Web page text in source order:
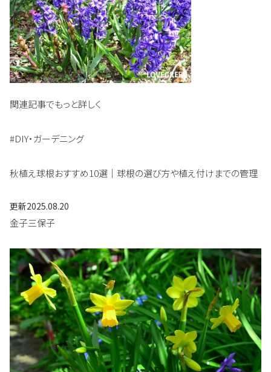
関連記事でもっと詳しく
#DIY・ガーデニング
秋植え球根おすすめ10選｜球根の選び方や植え付けまでの管理
更新2025.08.20
金子三保子